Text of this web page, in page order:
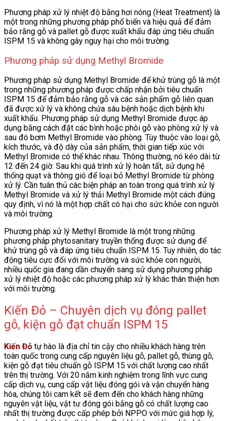
Phương pháp xử lý nhiệt độ bằng hơi nóng (Heat Treatment) là
một trong những phương pháp phổ biến và hiệu quả để đảm
bảo rằng gỗ và pallet gỗ được xuất khẩu đáp ứng tiêu chuẩn
ISPM 15 và không gây nguy hại cho môi trường.
Phương pháp sử dụng Methyl Bromide
Phương pháp sử dụng Methyl Bromide để khử trùng gỗ là một
trong những phương pháp được chấp nhận bởi tiêu chuẩn
ISPM 15 để đảm bảo rằng gỗ và các sản phẩm gỗ liên quan
đã được xử lý và không chứa sâu bệnh hoặc dịch bệnh khi
xuất khẩu. Phương pháp sử dụng Methyl Bromide được áp
dụng bằng cách đặt các bình hoặc phôi gỗ vào phòng xử lý và
sau đó bơm Methyl Bromide vào phòng. Tùy thuộc vào loại gỗ,
kích thước, và độ dày của sản phẩm, thời gian tiếp xúc với
Methyl Bromide có thể khác nhau. Thông thường, nó kéo dài từ
12 đến 24 giờ. Sau khi quá trình xử lý hoàn tất, sử dụng hệ
thống quạt và thông gió để loại bỏ Methyl Bromide từ phòng
xử lý. Cần tuân thủ các biện pháp an toàn trong quá trình xử lý
Methyl Bromide và xử lý thải Methyl Bromide một cách đúng
quy định, vì nó là một hợp chất có hại cho sức khỏe con người
và môi trường.
Phương pháp xử lý Methyl Bromide là một trong những
phương pháp phytosanitary truyền thống được sử dụng để
khử trùng gỗ và đáp ứng tiêu chuẩn ISPM 15. Tuy nhiên, do tác
động tiêu cực đối với môi trường và sức khỏe con người,
nhiều quốc gia đang dần chuyển sang sử dụng phương pháp
xử lý nhiệt độ hoặc các phương pháp xử lý khác thân thiện hơn
với môi trường.
Kiến Đỏ – Chuyên dịch vụ đóng pallet
gỗ, kiện gỗ đạt chuẩn ISPM 15
Kiến Đỏ tự hào là địa chỉ tin cậy cho nhiều khách hàng trên
toàn quốc trong cung cấp nguyên liệu gỗ, pallet gỗ, thùng gỗ,
kiện gỗ đạt tiêu chuẩn gỗ ISPM 15 với chất lượng cao nhất
trên thị trường. Với 20 năm kinh nghiệm trong lĩnh vực cung
cấp dịch vụ, cung cấp vật liệu đóng gói và vận chuyển hàng
hóa, chúng tôi cam kết sẽ đem đến cho khách hàng những
nguyên vật liệu, vật tư đóng gói bằng gỗ có chất lượng cao
nhất thị trường được cấp phép bởi NPPO với mức giá hợp lý,